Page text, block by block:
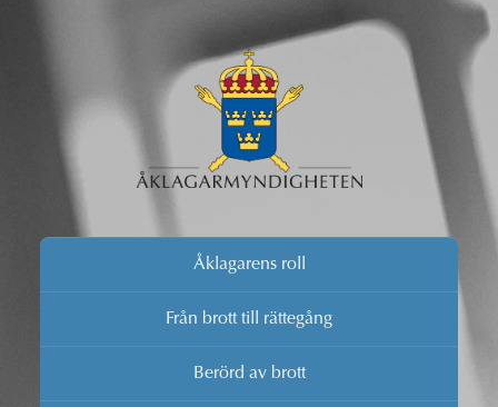
Åklagarens roll
Från brott till rättegång
Berörd av brott